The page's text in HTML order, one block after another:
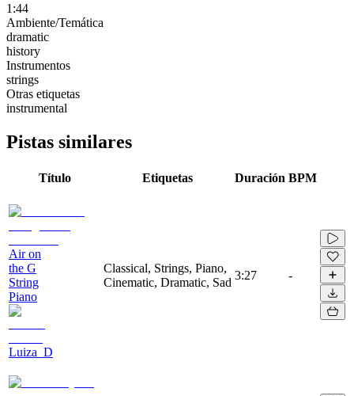
1:44
Ambiente/Temática
dramatic
history
Instrumentos
strings
Otras etiquetas
instrumental
Pistas similares
Título Etiquetas Duración BPM
Air on
the G
String
Piano
Luiza_D
Classical, Strings, Piano,
Cinematic, Dramatic, Sad
3:27 -